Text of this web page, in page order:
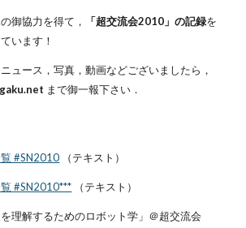
御協力を得て， 「超交流会2010」の記録を
います！
ュース，写真，動画などございましたら，
まで御一報下さい．
#SN2010 （テキスト）
#SN2010*** （テキスト）
理解するためのロボット学」＠超交流会